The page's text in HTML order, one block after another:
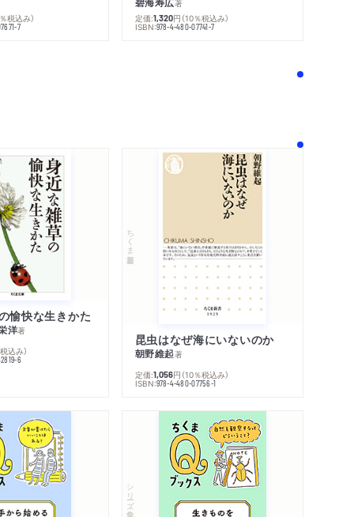
税込み）
7
著
定価:1,320円 （10％税込み）
ISBN:978-4-480-07741-7
愉快な生きかた
洋著
込み）
6
ちくま新書
昆虫はなぜ海にいないのか
朝野維起著
定価:1,056円 （10％税込み）
ISBN:978-4-480-07756-1
シリーズ・全集